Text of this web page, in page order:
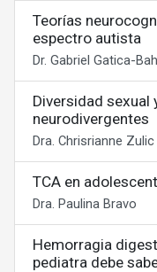
Teorías
espectro autista
Dr. Gabriel Gatica-
Diversidad sexual
neurodivergentes
Dra. Chrisrianne Zulic
TCA en
Dra. Paulina Bravo
Hemorragia
pediatra debe